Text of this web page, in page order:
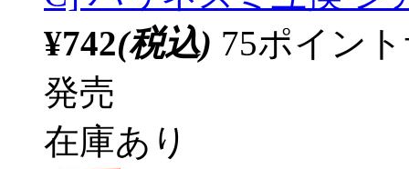
¥742(税込) 75ポイン
発売
在庫あり